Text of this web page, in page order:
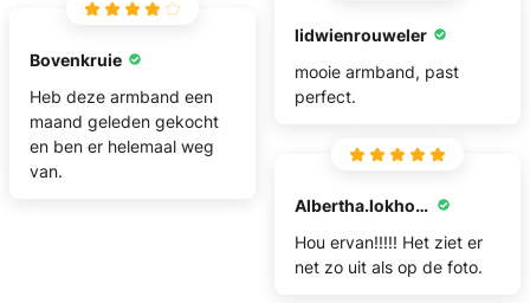
lidwienrouweler
mooie armband, past
perfect.
Bovenkruie
Heb deze armband een
maand geleden gekocht
en ben er helemaal weg
van.
Albertha.lokhorst.al
Hou ervan!!!!! Het ziet er
net zo uit als op de foto.